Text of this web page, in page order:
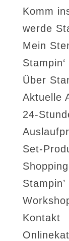
Komm
werde
Mein
Über
Aktuelle
24-
Set-
Kontakt